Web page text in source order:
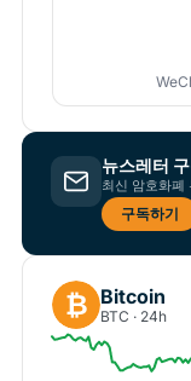
뉴스레터
최신 암호화폐
구독하기
₿ Bitcoin
BTC · 24h